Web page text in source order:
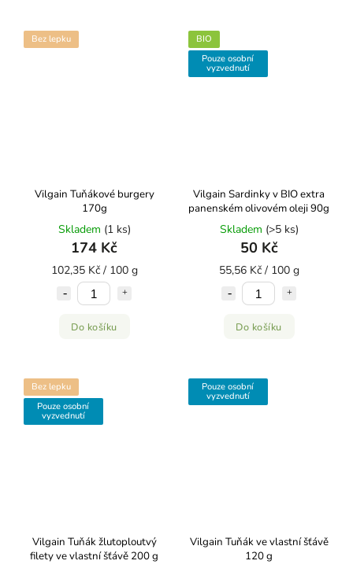
Bez lepku
Vilgain Tuňákové burgery
170g
Skladem (1 ks)
174 Kč
102,35 Kč / 100 g
Do košíku
BIO
Pouze osobní
vyzvednutí
Vilgain Sardinky v BIO extra
panenském olivovém oleji 90g
Skladem (>5 ks)
50 Kč
55,56 Kč / 100 g
Do košíku
Bez lepku
Pouze osobní
vyzvednutí
Vilgain Tuňák žlutoploutvý
filety ve vlastní šťávě 200 g
Pouze osobní
vyzvednutí
Vilgain Tuňák ve vlastní šťávě
120 g